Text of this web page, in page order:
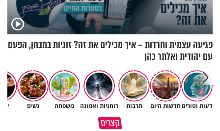
פגיעה עצמית וחרדות – איך מכילים את זה? זוגיות במבחן, הפעם
עם יהודית ואלתר כהן
דעות וטורים חדשות היום תרבות רוחניות ואמונה משפחה נשים
קצריםמדוע האמונה נמשלה למלח?
גם ׳הרע׳ זה הרחמים של בורא